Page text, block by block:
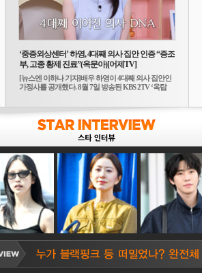
‘중증외상센터’ 하영, 4대째 의사 집안 인증 “증조
부, 고종 황제 진료”(옥문아)[어제TV]
[뉴스엔 이하나 기자]배우 하영이 4대째 의사 집안인
가정사를 공개했다. 8월 7일 방송된 KBS 2TV ‘옥탑